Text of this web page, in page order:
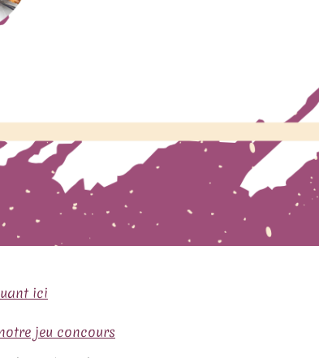
ici
jeu concours